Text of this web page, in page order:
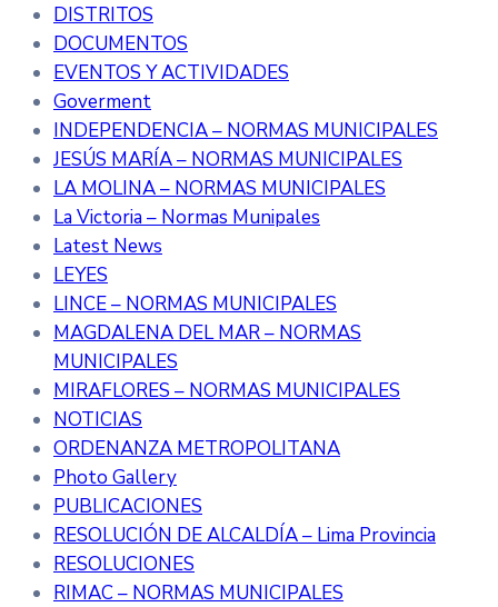
DISTRITOS
DOCUMENTOS
EVENTOS Y ACTIVIDADES
Goverment
INDEPENDENCIA – NORMAS MUNICIPALES
JESÚS MARÍA – NORMAS MUNICIPALES
LA MOLINA – NORMAS MUNICIPALES
La Victoria – Normas Munipales
Latest News
LEYES
LINCE – NORMAS MUNICIPALES
MAGDALENA DEL MAR – NORMAS
MUNICIPALES
MIRAFLORES – NORMAS MUNICIPALES
NOTICIAS
ORDENANZA METROPOLITANA
Photo Gallery
PUBLICACIONES
RESOLUCIÓN DE ALCALDÍA – Lima Provincia
RESOLUCIONES
RIMAC – NORMAS MUNICIPALES